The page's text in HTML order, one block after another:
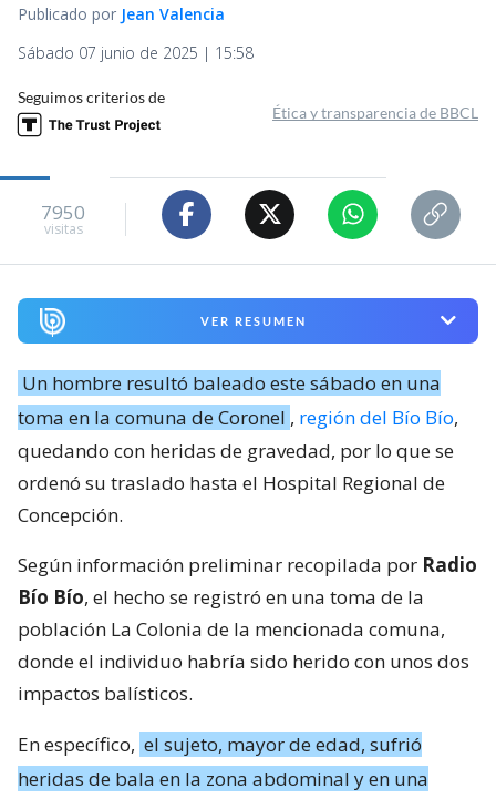
Publicado por Jean Valencia
Sábado 07 junio de 2025 | 15:58
Seguimos criterios de
Ética y transparencia de BBCL
7950
visitas
VER RESUMEN
Un hombre resultó baleado este sábado en una
toma en la comuna de Coronel , región del Bío Bío,
quedando con heridas de gravedad, por lo que se
ordenó su traslado hasta el Hospital Regional de
Concepción.
Según información preliminar recopilada por Radio
Bío Bío, el hecho se registró en una toma de la
población La Colonia de la mencionada comuna,
donde el individuo habría sido herido con unos dos
impactos balísticos.
En específico, el sujeto, mayor de edad, sufrió
heridas de bala en la zona abdominal y en una